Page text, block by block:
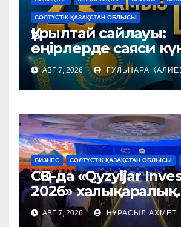
СОЛТҮСТІК ҚАЗАҚСТАН ОБЛЫСЫ
Құрылтай сайлауы:
өңірлерде саяси
қалай түзіледі?
АВГ 7, 2026 ГУЛЬНАРА
БИЗНЕС СОЛТҮСТІК ҚАЗАҚСТАН ОБЛЫСЫ
СҚО-да «Qyzyljar
2026» халықаралық
форумы өтті
АВГ 7, 2026 НҰРАСЫЛ АХМЕТ